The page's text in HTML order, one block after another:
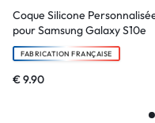
Coque Silicone
pour Samsung Galaxy S10e
FABRICATION FRANÇAISE
€9.90